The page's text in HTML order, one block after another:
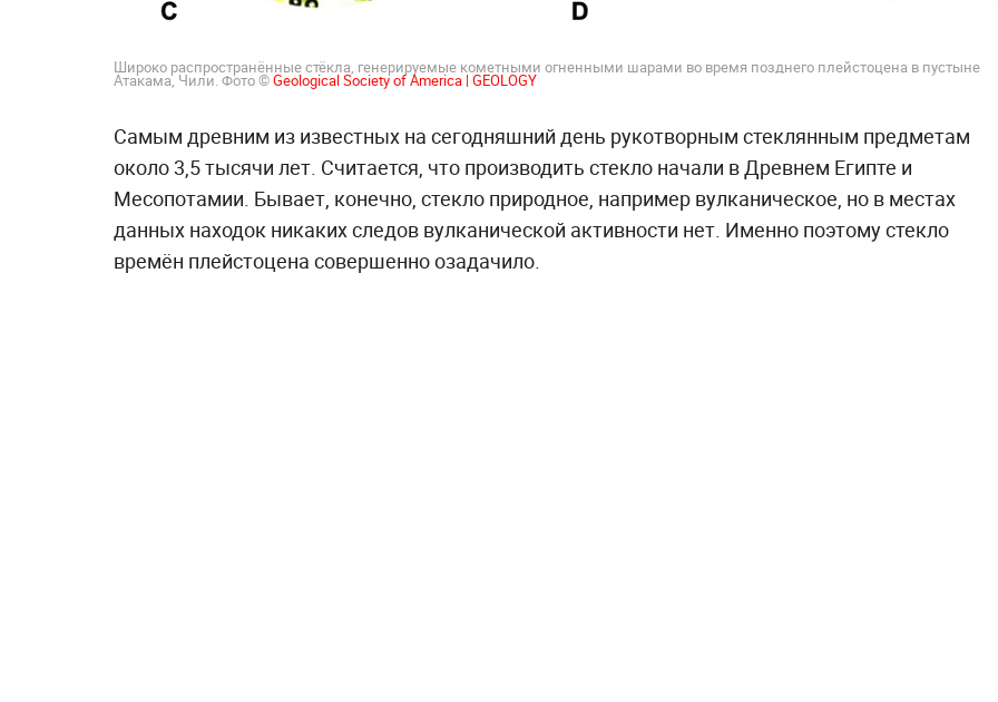
Широко распространённые стёкла, генерируемые кометными огненными шарами во время позднего плейстоцена в пустыне
Атакама, Чили. Фото ©Geological Society of America | GEOLOGY
Самым древним из известных на сегодняшний день рукотворным стеклянным предметам
около 3,5 тысячи лет. Считается, что производить стекло начали в Древнем Египте и
Месопотамии. Бывает, конечно, стекло природное, например вулканическое, но в местах
данных находок никаких следов вулканической активности нет. Именно поэтому стекло
времён плейстоцена совершенно озадачило.